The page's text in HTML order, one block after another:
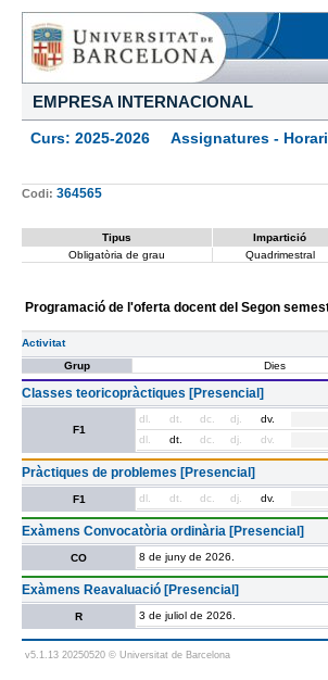
EMPRESA INTERNACIONAL
Curs: 2025-2026 Assignatures -
Codi: 364565
Tipus Impartició
Obligatòria de grau
Quadrimestral
Programació de l'oferta docent del Segon
Activitat
Grup
Dies
Classes teoricopràctiques [Presencial]
F1
dl. dt. dc. dj. dv.
dl.
dt. dc. dj. dv.
Pràctiques de problemes [Presencial]
F1 dl. dt. dc. dj. dv.
Exàmens Convocatòria ordinària [Presencial]
CO 8 de juny de 2026.
Exàmens Reavaluació [Presencial]
R 3 de juliol de 2026.
v5.1.13 20250520 © Universitat de Barcelona